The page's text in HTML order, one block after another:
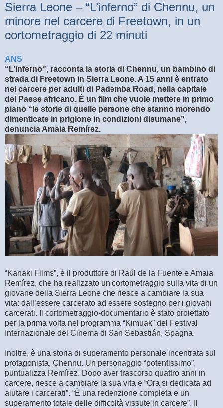
Sierra Leone – “L’inferno” di Chennu, un
minore nel carcere di Freetown, in un
cortometraggio di 22 minuti
ANS
“L’inferno”, racconta la storia di Chennu, un bambino di
strada di Freetown in Sierra Leone. A 15 anni è entrato
nel carcere per adulti di Pademba Road, nella capitale
del Paese africano. È un film che vuole mettere in primo
piano “le storie di quelle persone che stanno morendo
dimenticate in prigione in condizioni disumane”,
denuncia Amaia Remírez.
“Kanaki Films”, è il produttore di Raúl de la Fuente e Amaia
Remírez, che ha realizzato un cortometraggio sulla vita di un
giovane della Sierra Leone che riesce a cambiare la sua
vita: dall’essere carcerato ad essere sostegno per i giovani
carcerati. Il cortometraggio-documentario è stato proiettato
per la prima volta nel programma “Kimuak” del Festival
Internazionale del Cinema di San Sebastián, Spagna.
Inoltre, è una storia di superamento personale incentrata sul
protagonista, Chennu. Un personaggio “potentissimo”,
puntualizza Remírez. Dopo aver trascorso quattro anni in
carcere, riesce a cambiare la sua vita e “Ora si dedicata ad
aiutare i carcerati”. “È una redenzione completa e un
superamento totale delle difficoltà vissute in carcere”. Il